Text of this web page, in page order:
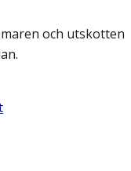
och utskotten